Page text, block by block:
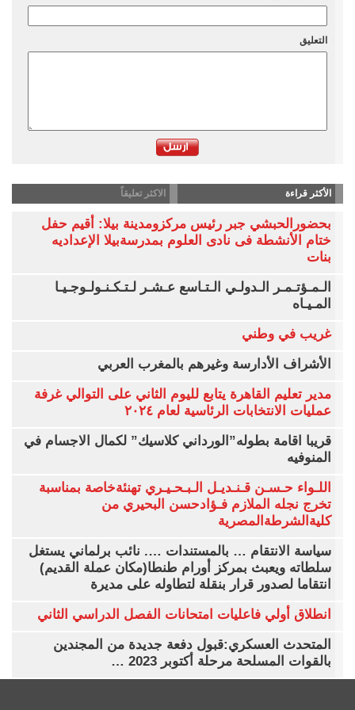
التعليق
الأكثر قراءة الاكثر تعليقاً
بحضورالحبشي جبر رئيس مركزومدينة بيلا: أقيم حفل
ختام الأنشطة فى نادى العلوم بمدرسةبيلا الإعداديه
بنات
الـمـؤتـمـر الـدولـي الـتـاسع عـشـر لـتـكـنـولـوجـيـا
المـيـاه
غريب في وطني
الأشراف الأدارسة وغيرهم بالمغرب العربي
مدير تعليم القاهرة يتابع لليوم الثاني على التوالي غرفة
عمليات الانتخابات الرئاسية لعام ٢٠٢٤
قريبا اقامة بطوله”الورداني كلاسيك” لكمال الاجسام في
المنوفيه
اللـواء حـسـن قـنـديـل الـبـحـيـري تهنئةخاصة بمناسبة
تخرج نجله الملازم فـؤادحسن البحيري من
كليةالشرطةالمصرية
سياسة الانتقام … بالمستندات …. نائب برلماني يستغل
سلطاته ويعبث بمركز أورام طنطا(مكان عملة القديم)
انتقاما لصدور قرار بنقلة لتطاوله على مديرة
انطلاق أولي فاعليات امتحانات الفصل الدراسي الثاني
المتحدث العسكري:قبول دفعة جديدة من المجندين
بالقوات المسلحة مرحلة أكتوبر 2023 …